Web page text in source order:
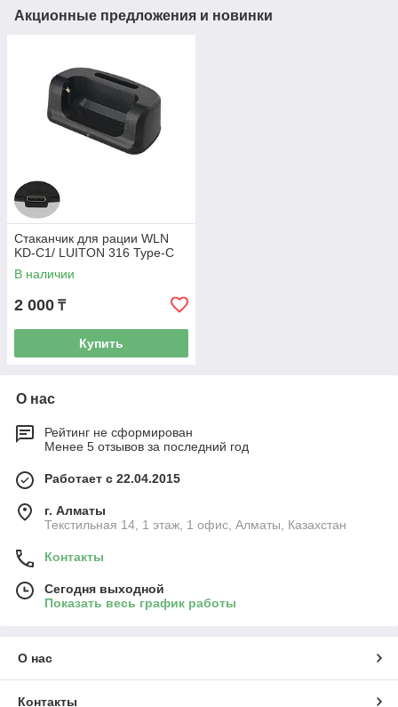
Акционные предложения и новинки
Стаканчик для рации WLN
KD-C1/ LUITON 316 Type-C
В наличии
2 000 ₸
Купить
О нас
Рейтинг не сформирован
Менее 5 отзывов за последний год
Работает с 22.04.2015
г. Алматы
Текстильная 14, 1 этаж, 1 офис, Алматы, Казахстан
Контакты
Сегодня выходной
Показать весь график работы
О нас
Контакты